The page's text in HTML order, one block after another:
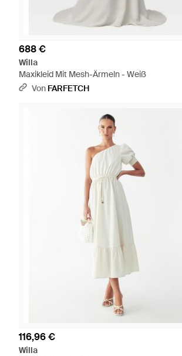
688 €
Willa
Maxikleid Mit Mesh-Ärmeln - Weiß
Von FARFETCH
116,96 €
Willa